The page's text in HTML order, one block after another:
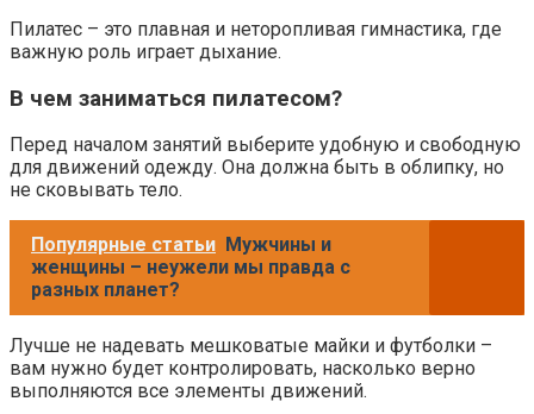
Пилатес – это плавная и неторопливая гимнастика, где
важную роль играет дыхание.
В чем заниматься пилатесом?
Перед началом занятий выберите удобную и свободную
для движений одежду. Она должна быть в облипку, но
не сковывать тело.
Популярные статьи Мужчины и
женщины – неужели мы правда с
разных планет?
Лучше не надевать мешковатые майки и футболки –
вам нужно будет контролировать, насколько верно
выполняются все элементы движений.